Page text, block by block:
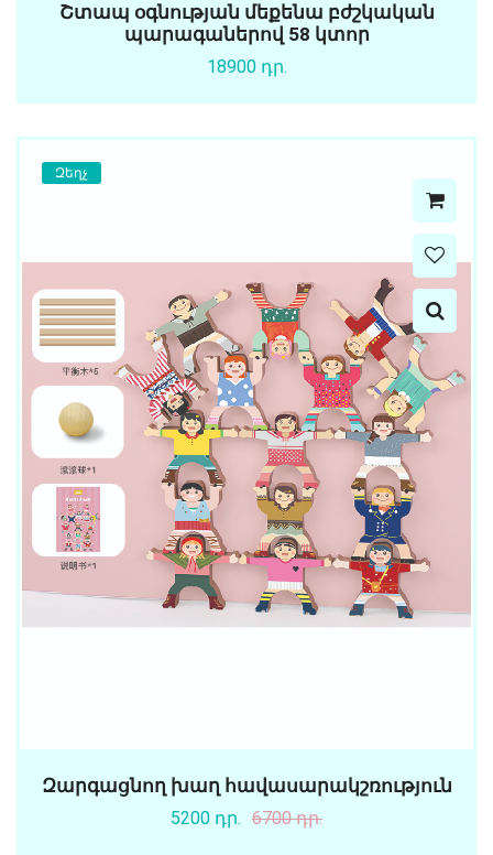
Շտապ օգնության մեքենա բժշկական
պարագաներով 58 կտոր
18900 դր.
Զեղչ
Զարգացնող խաղ հավասարակշռություն
5200 դր. 6700 դր.